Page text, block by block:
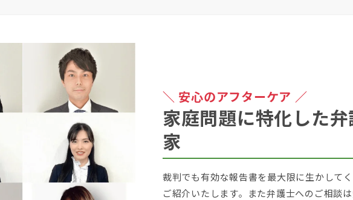
＼ 安心のアフターケア ／
家庭問題に特化した
家
裁判でも有効な報告書を最大限に生かして
ご紹介いたします。また弁護士へのご相談